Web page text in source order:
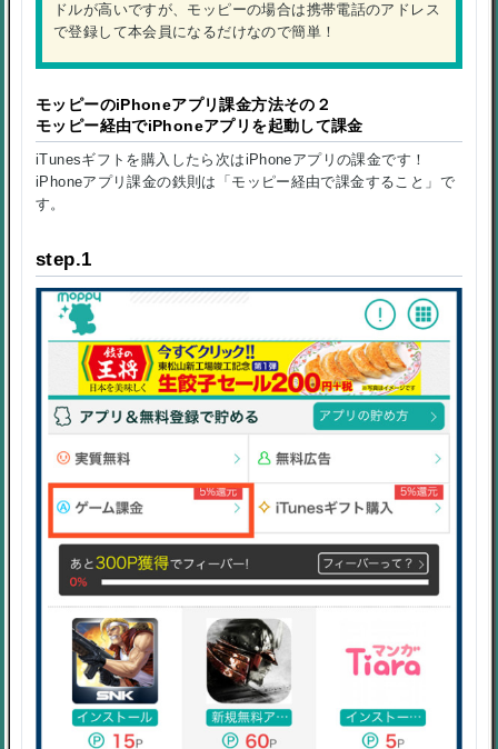
ドルが高いですが、モッピーの場合は携帯電話のアドレス
で登録して本会員になるだけなので簡単！
モッピーのiPhoneアプリ課金方法その２
モッピー経由でiPhoneアプリを起動して課金
iTunesギフトを購入したら次はiPhoneアプリの課金です！
iPhoneアプリ課金の鉄則は「モッピー経由で課金すること」で
す。
step.1